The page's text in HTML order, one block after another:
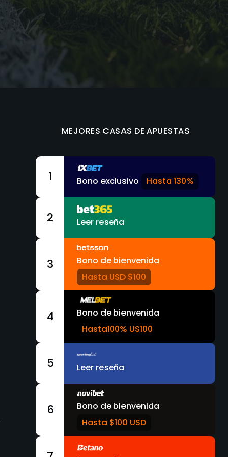
MEJORES CASAS DE APUESTAS
1 Bono exclusivo Hasta 130%
2 Leer reseña
3
Bono de bienvenida
Hasta USD $100
4
Bono de bienvenida
Hasta100% US100
5 Leer reseña
6
Bono de bienvenida
Hasta $100 USD